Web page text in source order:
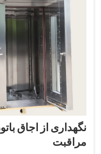
نگهداری از اجاق
مراقبت